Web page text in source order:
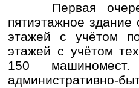
Первая очередь
пятиэтажное
этажей с учётом
этажей с учётом
150
административно-